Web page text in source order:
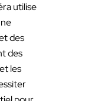
utilise
des
des
les